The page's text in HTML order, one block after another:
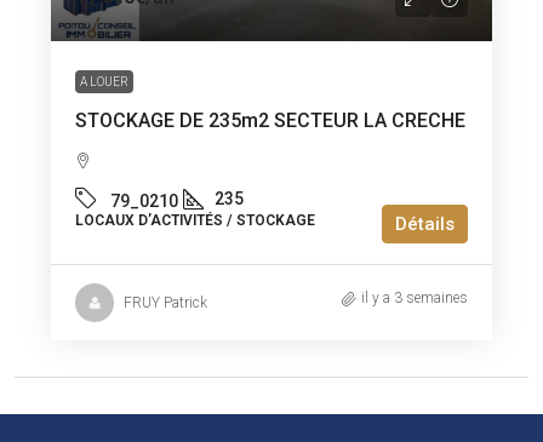
A LOUER
STOCKAGE DE 235m2 SECTEUR LA CRECHE
79_0210 235
LOCAUX D’ACTIVITÉS / STOCKAGE Détails
FRUY Patrick il y a 3 semaines